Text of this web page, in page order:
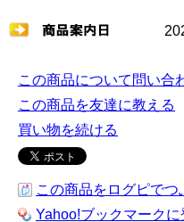
この商品について問い合
この商品を友達に教える
買い物を続ける
この商品をログピでつ
Yahoo!ブックマークに